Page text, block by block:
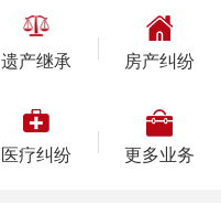
遗产继承 房产纠纷
医疗纠纷 更多业务